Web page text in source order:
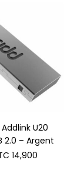
Addlink U20
2.0 – Argent
14,900